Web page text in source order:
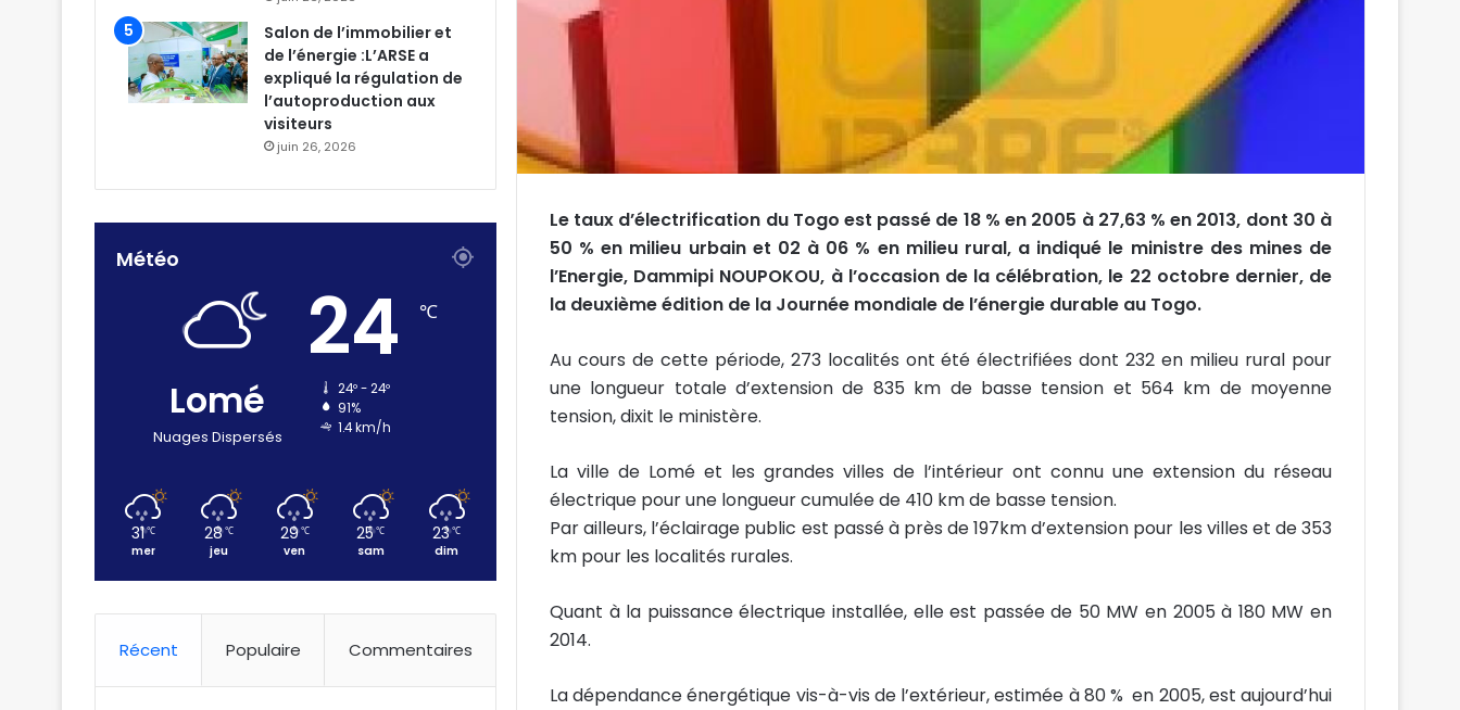
Le taux d’électrification du Togo est passé de 18 % en 2005 à 27,63 % en 2013, dont 30 à
50 % en milieu urbain et 02 à 06 % en milieu rural, a indiqué le ministre des mines de
l’Energie, Dammipi NOUPOKOU, à l’occasion de la célébration, le 22 octobre dernier, de
la deuxième édition de la Journée mondiale de l’énergie durable au Togo.
Au cours de cette période, 273 localités ont été électrifiées dont 232 en milieu rural pour
une longueur totale d’extension de 835 km de basse tension et 564 km de moyenne
tension, dixit le ministère.
La ville de Lomé et les grandes villes de l’intérieur ont connu une extension du réseau
électrique pour une longueur cumulée de 410 km de basse tension.
Par ailleurs, l’éclairage public est passé à près de 197km d’extension pour les villes et de 353
km pour les localités rurales.
Quant à la puissance électrique installée, elle est passée de 50 MW en 2005 à 180 MW en
2014.
La dépendance énergétique vis-à-vis de l’extérieur, estimée à 80 % en 2005, est aujourd’hui
Salon de l’immobilier et
de l’énergie :L’ARSE a
expliqué la régulation de
l’autoproduction aux
visiteurs
juin 26, 2026
Météo
Lomé
Nuages Dispersés
24 ℃
24º - 24º
91%
1.4 km/h
31℃
mer
28 ℃
jeu
29 ℃
ven
25℃
sam
23℃
dim
Récent Populaire Commentaires